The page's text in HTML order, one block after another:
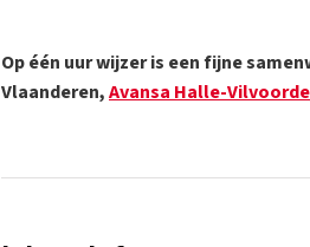
Op één uur wijzer is een fijne
Vlaanderen,Avansa Halle-Vilvoorde